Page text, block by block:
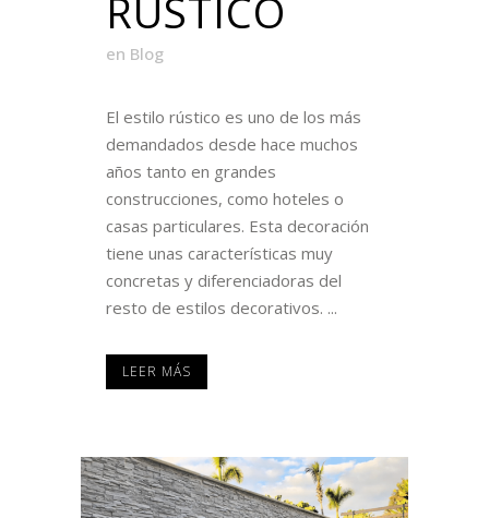
RÚSTICO
en Blog
El estilo rústico es uno de los más
demandados desde hace muchos
años tanto en grandes
construcciones, como hoteles o
casas particulares. Esta decoración
tiene unas características muy
concretas y diferenciadoras del
resto de estilos decorativos. ...
LEER MÁS